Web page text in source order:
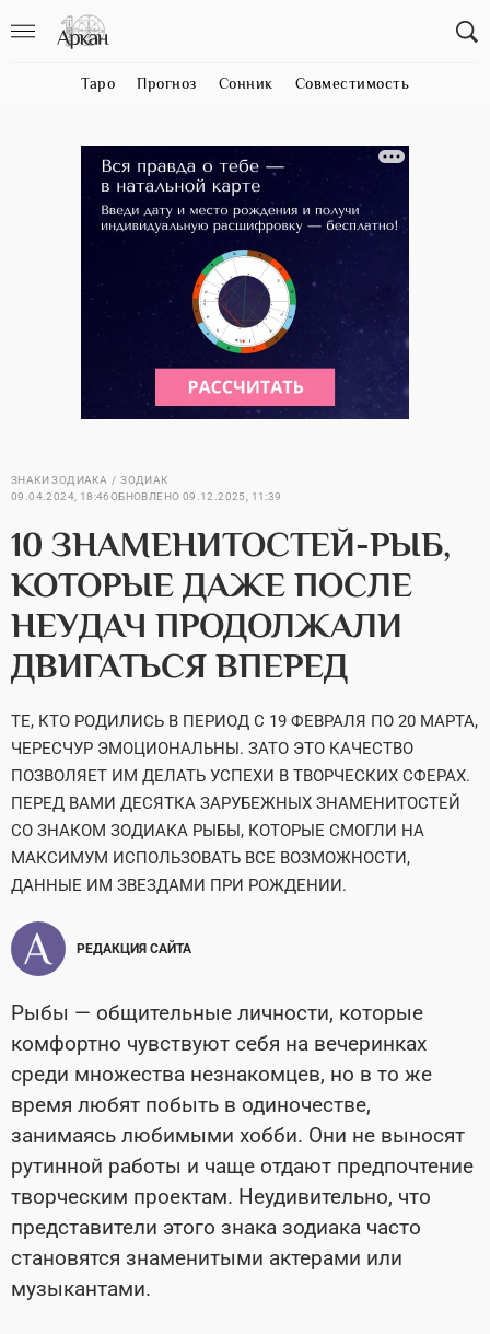
Таро Прогноз Сонник Совместимость
ЗНАКИ ЗОДИАКА
ЗОДИАК
09.04.2024, 18:46ОБНОВЛЕНО 09.12.2025, 11:39
10 ЗНАМЕНИТОСТЕЙ-РЫБ,
КОТОРЫЕ ДАЖЕ ПОСЛЕ
НЕУДАЧ ПРОДОЛЖАЛИ
ДВИГАТЬСЯ ВПЕРЕД
ТЕ, КТО РОДИЛИСЬ В ПЕРИОД С 19 ФЕВРАЛЯ ПО 20 МАРТА,
ЧЕРЕСЧУР ЭМОЦИОНАЛЬНЫ. ЗАТО ЭТО КАЧЕСТВО
ПОЗВОЛЯЕТ ИМ ДЕЛАТЬ УСПЕХИ В ТВОРЧЕСКИХ СФЕРАХ.
ПЕРЕД ВАМИ ДЕСЯТКА ЗАРУБЕЖНЫХ ЗНАМЕНИТОСТЕЙ
СО ЗНАКОМ ЗОДИАКА РЫБЫ, КОТОРЫЕ СМОГЛИ НА
МАКСИМУМ ИСПОЛЬЗОВАТЬ ВСЕ ВОЗМОЖНОСТИ,
ДАННЫЕ ИМ ЗВЕЗДАМИ ПРИ РОЖДЕНИИ.
РЕДАКЦИЯ САЙТА
Рыбы — общительные личности, которые
комфортно чувствуют себя на вечеринках
среди множества незнакомцев, но в то же
время любят побыть в одиночестве,
занимаясь любимыми хобби. Они не выносят
рутинной работы и чаще отдают предпочтение
творческим проектам. Неудивительно, что
представители этого знака зодиака часто
становятся знаменитыми актерами или
музыкантами.